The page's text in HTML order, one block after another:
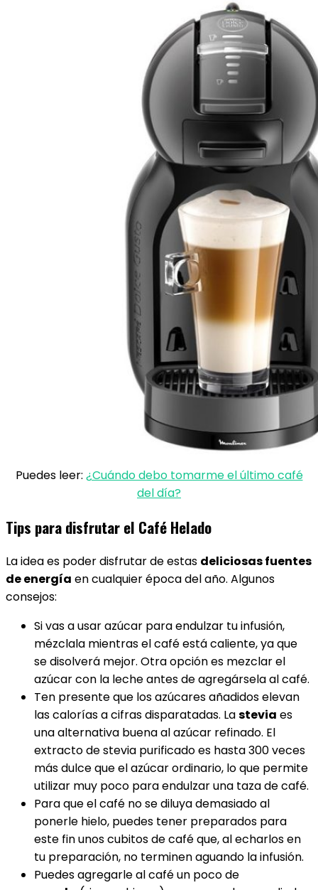
Puedes leer: ¿Cuándo debo tomarme el último café
del día?
Tips para disfrutar el Café Helado
La idea es poder disfrutar de estas deliciosas fuentes
de energía en cualquier época del año. Algunos
consejos:
Si vas a usar azúcar para endulzar tu infusión,
mézclala mientras el café está caliente, ya que
se disolverá mejor. Otra opción es mezclar el
azúcar con la leche antes de agregársela al café.
Ten presente que los azúcares añadidos elevan
las calorías a cifras disparatadas. Lastevia es
una alternativa buena al azúcar refinado. El
extracto de stevia purificado es hasta 300 veces
más dulce que el azúcar ordinario, lo que permite
utilizar muy poco para endulzar una taza de café.
Para que el café no se diluya demasiado al
ponerle hielo, puedes tener preparados para
este fin unos cubitos de café que, al echarlos en
tu preparación, no terminen aguando la infusión.
Puedes agregarle al café un poco de